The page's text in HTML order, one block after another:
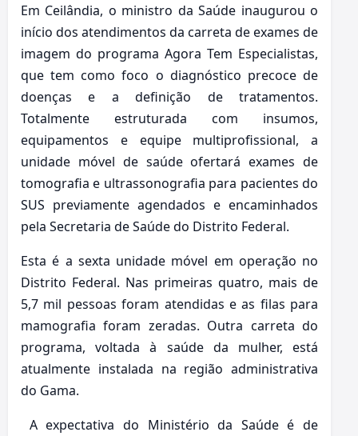
Em Ceilândia, o ministro da Saúde inaugurou o
início dos atendimentos da carreta de exames de
imagem do programa Agora Tem Especialistas,
que tem como foco o diagnóstico precoce de
doenças e a definição de tratamentos.
Totalmente estruturada com insumos,
equipamentos e equipe multiprofissional, a
unidade móvel de saúde ofertará exames de
tomografia e ultrassonografia para pacientes do
SUS previamente agendados e encaminhados
pela Secretaria de Saúde do Distrito Federal.
Esta é a sexta unidade móvel em operação no
Distrito Federal. Nas primeiras quatro, mais de
5,7 mil pessoas foram atendidas e as filas para
mamografia foram zeradas. Outra carreta do
programa, voltada à saúde da mulher, está
atualmente instalada na região administrativa
do Gama.
A expectativa do Ministério da Saúde é de